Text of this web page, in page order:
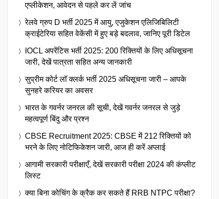
एप्लीकेशन, आवेदन से पहले कर लें जांच
रेलवे ग्रुप D भर्ती 2025 में आयु, एजुकेशन एलिजिबिलिटी
क्राईटेरिया सहित वेकेंसी में हुए बड़े बदलाव, जानिए पूरी डिटेल
IOCL अपरेंटिस भर्ती 2025: 200 रिक्तियों के लिए अधिसूचना
जारी, देखें पात्रता सहित अन्य जानकारी
सुप्रीम कोर्ट लॉ क्लर्क भर्ती 2025 अधिसूचना जारी – आपके
सुनहरे करियर का अवसर
भारत के गवर्नर जनरल की सूची, देखें गवर्नर जनरल से जुड़े
महत्वपूर्ण बिंदु और प्रश्न
CBSE Recruitment 2025: CBSE में 212 रिक्तियों को
भरने के लिए नोटिफिकेशन जारी, आज ही करें अप्लाई
आगामी सरकारी परीक्षाएँ, देखें सरकारी परीक्षा 2024 की कंप्लीट
लिस्ट
क्या बिना कोचिंग के क्रैक कर सकते हैं RRB NTPC परीक्षा?